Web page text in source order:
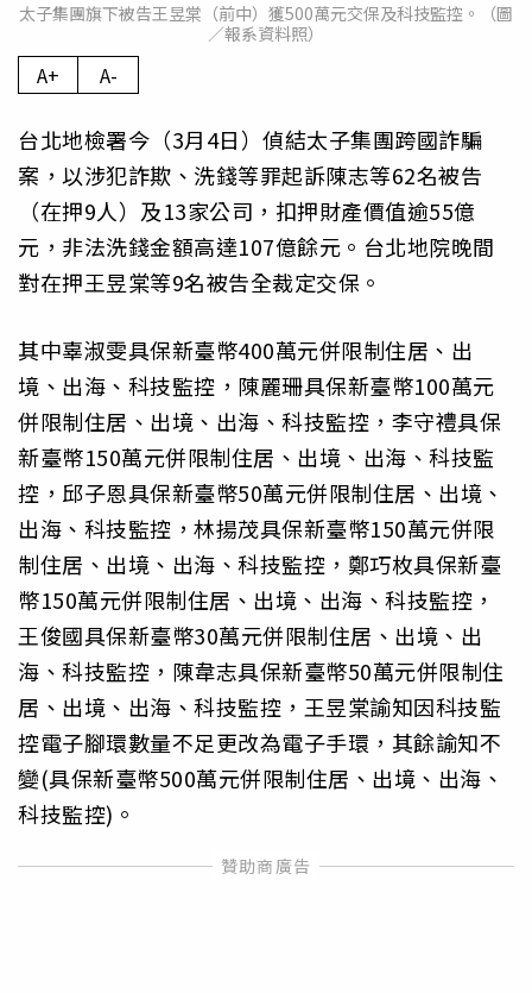
太子集團旗下被告王昱棠（前中）獲500萬元交保及科技監控。（圖
／報系資料照）
A+ A-
台北地檢署今（3月4日）偵結太子集團跨國詐騙
案，以涉犯詐欺、洗錢等罪起訴陳志等62名被告
（在押9人）及13家公司，扣押財產價值逾55億
元，非法洗錢金額高達107億餘元。台北地院晚間
對在押王昱棠等9名被告全裁定交保。
其中辜淑雯具保新臺幣400萬元併限制住居、出
境、出海、科技監控，陳麗珊具保新臺幣100萬元
併限制住居、出境、出海、科技監控，李守禮具保
新臺幣150萬元併限制住居、出境、出海、科技監
控，邱子恩具保新臺幣50萬元併限制住居、出境、
出海、科技監控，林揚茂具保新臺幣150萬元併限
制住居、出境、出海、科技監控，鄭巧枚具保新臺
幣150萬元併限制住居、出境、出海、科技監控，
王俊國具保新臺幣30萬元併限制住居、出境、出
海、科技監控，陳韋志具保新臺幣50萬元併限制住
居、出境、出海、科技監控，王昱棠諭知因科技監
控電子腳環數量不足更改為電子手環，其餘諭知不
變(具保新臺幣500萬元併限制住居、出境、出海、
科技監控)。